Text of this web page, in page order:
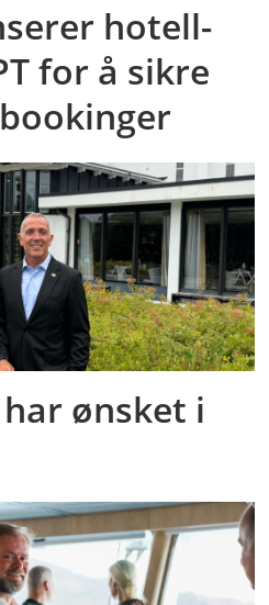
hotell-
for å sikre
ønsket i